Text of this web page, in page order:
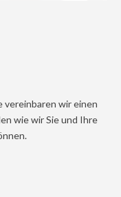
wir einen
wie wir Sie und Ihre